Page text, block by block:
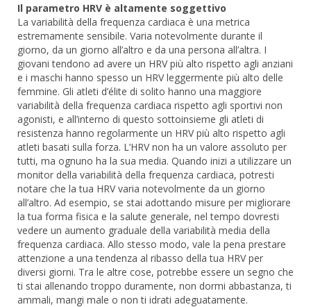
Il parametro HRV è altamente soggettivo
La variabilità della frequenza cardiaca è una metrica
estremamente sensibile. Varia notevolmente durante il
giorno, da un giorno all’altro e da una persona all’altra. I
giovani tendono ad avere un HRV più alto rispetto agli anziani
e i maschi hanno spesso un HRV leggermente più alto delle
femmine. Gli atleti d’élite di solito hanno una maggiore
variabilità della frequenza cardiaca rispetto agli sportivi non
agonisti, e all’interno di questo sottoinsieme gli atleti di
resistenza hanno regolarmente un HRV più alto rispetto agli
atleti basati sulla forza. L’HRV non ha un valore assoluto per
tutti, ma ognuno ha la sua media. Quando inizi a utilizzare un
monitor della variabilità della frequenza cardiaca, potresti
notare che la tua HRV varia notevolmente da un giorno
all’altro. Ad esempio, se stai adottando misure per migliorare
la tua forma fisica e la salute generale, nel tempo dovresti
vedere un aumento graduale della variabilità media della
frequenza cardiaca. Allo stesso modo, vale la pena prestare
attenzione a una tendenza al ribasso della tua HRV per
diversi giorni. Tra le altre cose, potrebbe essere un segno che
ti stai allenando troppo duramente, non dormi abbastanza, ti
ammali, mangi male o non ti idrati adeguatamente.